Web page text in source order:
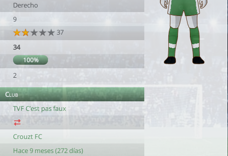
Derecho
9
37
34
100%
2
Club
TVF C’est pas faux
Crouzt FC
Hace 9 meses (272 días)